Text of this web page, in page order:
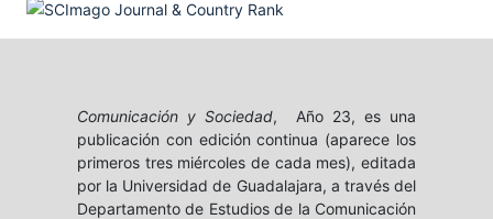
Comunicación y Sociedad, Año 23, es una
publicación con edición continua (aparece los
primeros tres miércoles de cada mes), editada
por la Universidad de Guadalajara, a través del
Departamento de Estudios de la Comunicación